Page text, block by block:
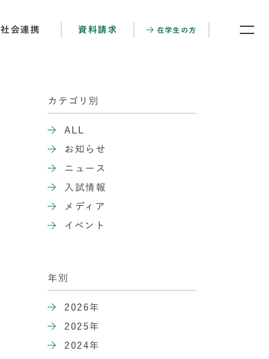
社会連携 資料請求 在学生の方
カテゴリ別
ALL
お知らせ
ニュース
入試情報
メディア
イベント
年別
2026年
2025年
2024年